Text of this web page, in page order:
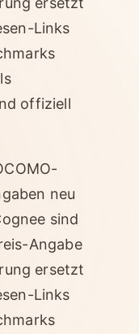
Links
offiziell
neu
sind
Angabe
ersetzt
Links